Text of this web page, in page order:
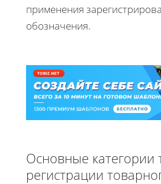
применения
обозначения.
Основные категории
регистрации